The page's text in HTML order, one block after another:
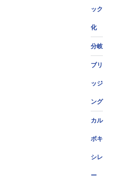
ック
化
分岐
ブリ
ッジ
ング
カル
ボキ
シレ
ー